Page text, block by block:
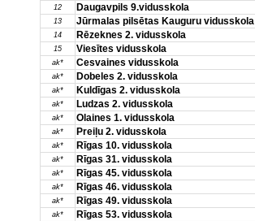
12 Daugavpils 9.vidusskola
13 Jūrmalas pilsētas Kauguru vidusskola
14 Rēzeknes 2. vidusskola
15 Viesītes vidusskola
ak* Cesvaines vidusskola
ak* Dobeles 2. vidusskola
ak* Kuldīgas 2. vidusskola
ak* Ludzas 2. vidusskola
ak* Olaines 1. vidusskola
ak* Preiļu 2. vidusskola
ak* Rīgas 10. vidusskola
ak* Rīgas 31. vidusskola
ak* Rīgas 45. vidusskola
ak* Rīgas 46. vidusskola
ak* Rīgas 49. vidusskola
ak* Rīgas 53. vidusskola